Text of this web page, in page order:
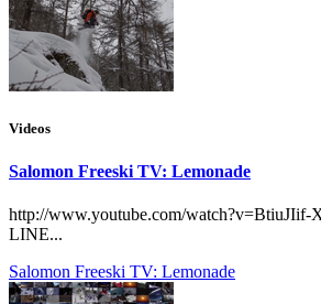
Videos
Salomon Freeski TV: Lemonade
http://www.youtube.com/watch?v=BtiuJIif-
LINE...
Salomon Freeski TV: Lemonade